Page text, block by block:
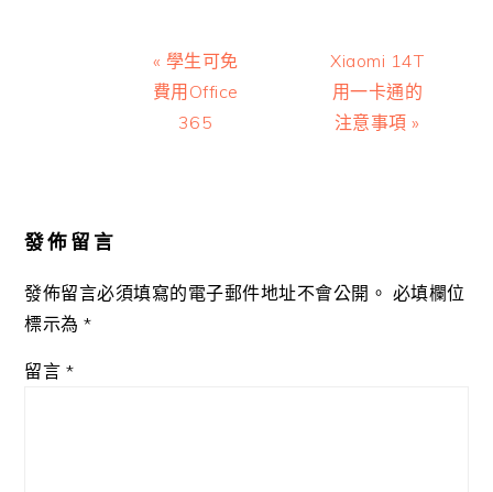
Previous
Post:
« 學生可免
費用Office
365
Next
Post:
Xiaomi 14T
用一卡通的
注意事項 »
發佈留言
發佈留言必須填寫的電子郵件地址不會公開。 必填欄位
標示為*
留言 *